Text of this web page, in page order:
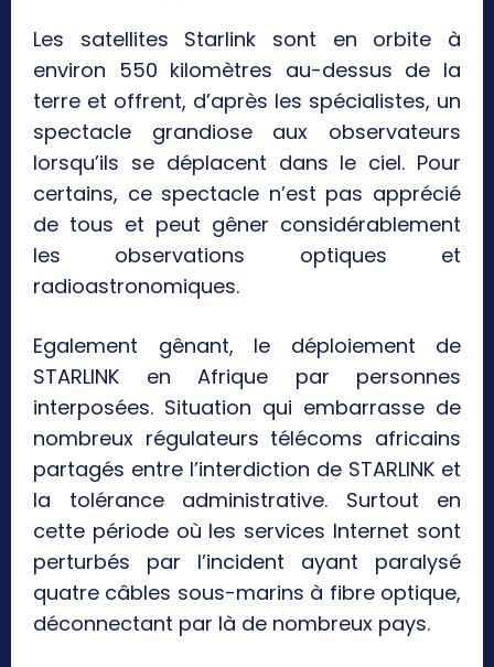
Les satellites Starlink sont en orbite à
environ 550 kilomètres au-dessus de la
terre et offrent, d’après les spécialistes, un
spectacle grandiose aux observateurs
lorsqu’ils se déplacent dans le ciel. Pour
certains, ce spectacle n’est pas apprécié
de tous et peut gêner considérablement
les observations optiques et
radioastronomiques.
Egalement gênant, le déploiement de
STARLINK en Afrique par personnes
interposées. Situation qui embarrasse de
nombreux régulateurs télécoms africains
partagés entre l’interdiction de STARLINK et
la tolérance administrative. Surtout en
cette période où les services Internet sont
perturbés par l’incident ayant paralysé
quatre câbles sous-marins à fibre optique,
déconnectant par là de nombreux pays.